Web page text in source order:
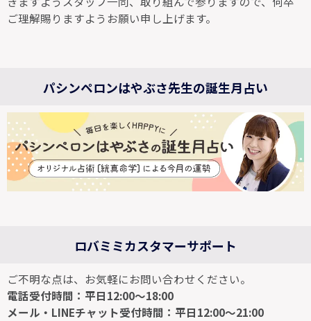
ご理解賜りますようお願い申し上げます。
パシンペロンはやぶさ先生の誕生月占い
ロバミミカスタマーサポート
ご不明な点は、お気軽にお問い合わせください。
電話受付時間：平日12:00～18:00
メール・LINEチャット受付時間：平日12:00～21:00